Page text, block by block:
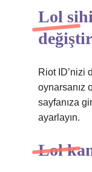
Lol
Riot ID’nizi
oynarsanız
sayfanıza
ayarlayın.
Lol